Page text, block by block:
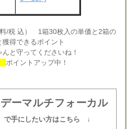
/税 込） 1箱30枚入の単価と2箱の
獲得できるポイント
と守ってくださいね！
ポイントアップ中！
ーマルチフォーカル
で手にしたい方はこちら ↓